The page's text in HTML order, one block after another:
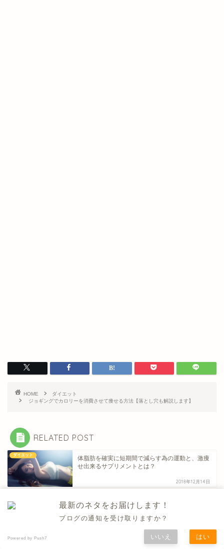
HOME
ダイエット
ジョギングでカロリーを消費させて痩せる方法【落とし穴も解説します】
RELATED POST
ダイエット
体脂肪を確実に短期間で減らす為の運動と、激痩
せ出来るサプリメントとは？
2018年12月14日
ダイエット成功の鍵は腸内フローラの環境の違い
にある
ダイエット
youtuberのエクササイズ動画で痩せる方法【ポイ
最新のネタをお届けします！
ブログの通知を受け取りますか？
Powered by Push7 いいえ はい